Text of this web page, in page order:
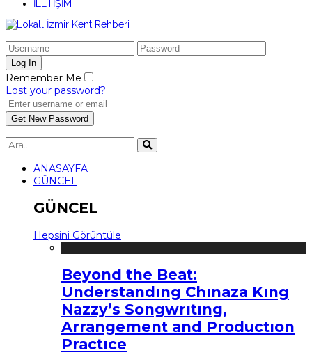
İLETİŞİM
Remember Me
Lost your password?
ANASAYFA
GÜNCEL
GÜNCEL
Hepsini Görüntüle
Beyond the Beat:
Understandıng Chınaza Kıng
Nazzy’s Songwrıtıng,
Arrangement and Productıon
Practıce